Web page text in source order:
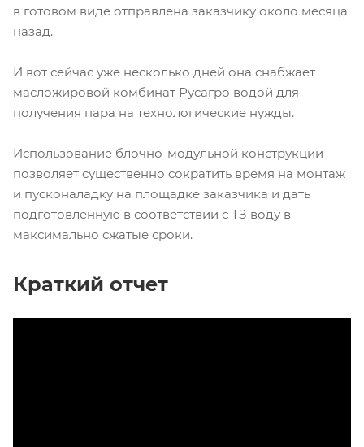
в готовом виде отправлена заказчику около месяца
назад.
И вот сейчас уже несколько дней она снабжает
масложировой комбинат Русагро водой для
получения пара на технологические нужды.
Использование блочно-модульной конструкции
позволяет существенно сократить время на монтаж
и пусконаладку на площадке заказчика и дать
подготовленную в соответствии с ТЗ воду в
максимально сжатые сроки.
Краткий отчет